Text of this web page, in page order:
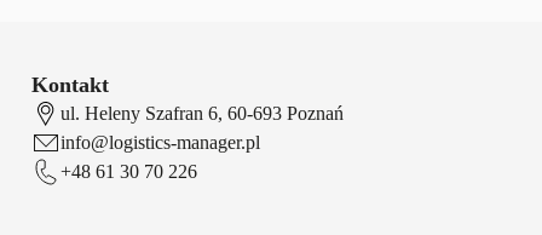
Kontakt
ul. Heleny Szafran 6, 60-693 Poznań
info@logistics-manager.pl
+48 61 30 70 226